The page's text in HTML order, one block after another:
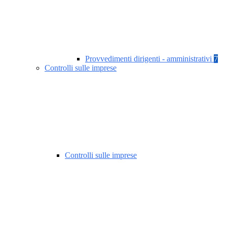
Provvedimenti dirigenti - amministrativi 7
Controlli sulle imprese
Controlli sulle imprese